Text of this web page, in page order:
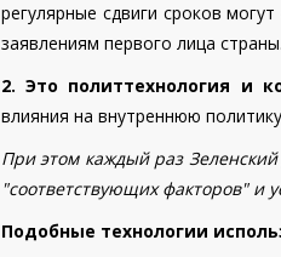
регулярные сдвиги сроков
заявлениям первого лица страны.
2. Это политтехнология и
влияния на внутреннюю
При этом каждый раз Зеленский
"соответствующих факторов" и
Подобные технологии